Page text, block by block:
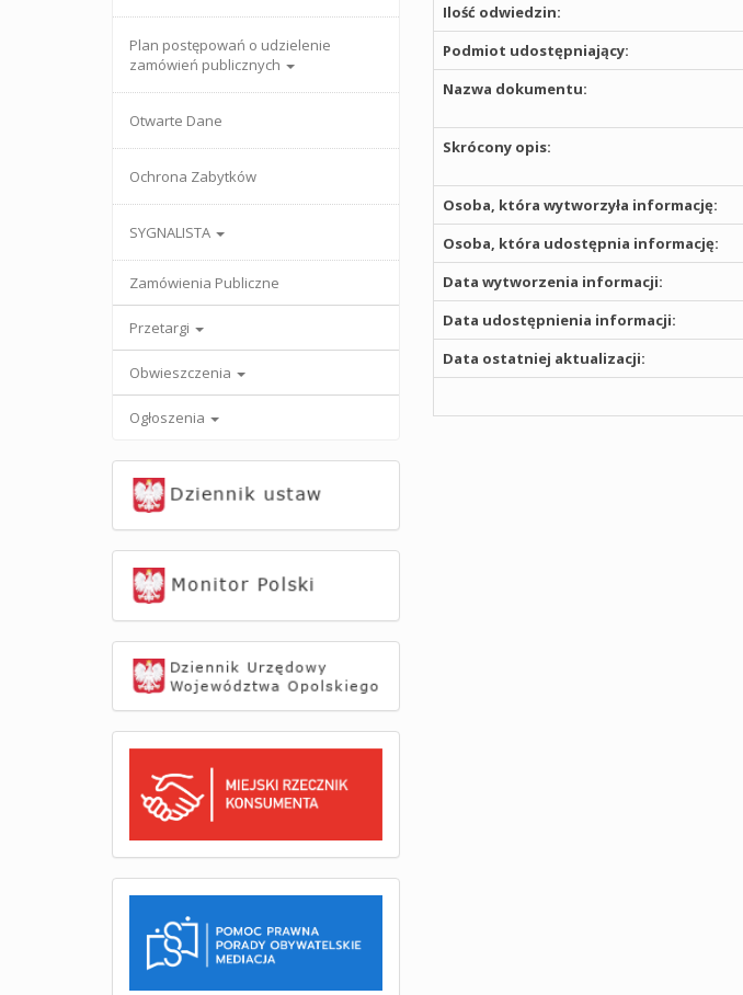
Plan postępowań o udzielenie
zamówień publicznych
Otwarte Dane
Ochrona Zabytków
SYGNALISTA
Zamówienia Publiczne
Przetargi
Obwieszczenia
Ogłoszenia
Ilość odwiedzin:
Podmiot udostępniający:
Nazwa dokumentu:
Skrócony opis:
Osoba, która wytworzyła informację:
Osoba, która udostępnia informację:
Data wytworzenia informacji:
Data udostępnienia informacji:
Data ostatniej aktualizacji: